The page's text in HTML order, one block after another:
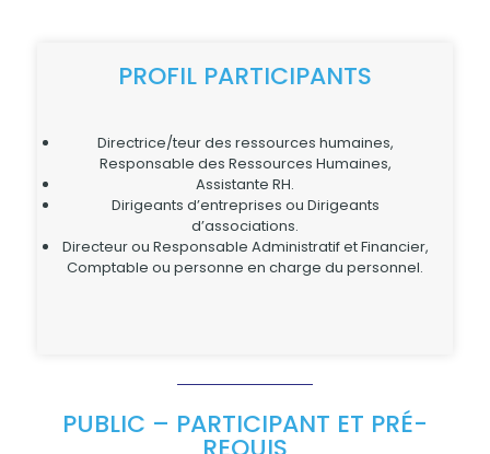
PROFIL PARTICIPANTS
Directrice/teur des ressources humaines,
Responsable des Ressources Humaines,
Assistante RH.
Dirigeants d’entreprises ou Dirigeants
d’associations.
Directeur ou Responsable Administratif et Financier,
Comptable ou personne en charge du personnel.
PUBLIC – PARTICIPANT ET PRÉ-